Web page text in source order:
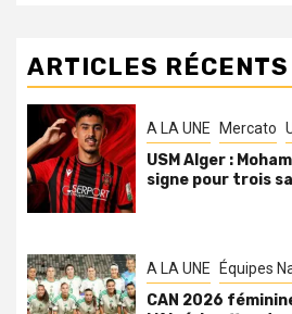
ARTICLES RÉCENTS
A LA UNE Mercato
USM Alger :
signe pour trois
A LA UNE Équipes
CAN 2026